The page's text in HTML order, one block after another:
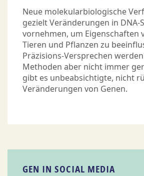
Neue molekularbiologische
gezielt Veränderungen in DNA-
vornehmen, um Eigenschaften
Tieren und Pflanzen zu
Präzisions-Versprechen
Methoden aber nicht immer
gibt es unbeabsichtigte, nicht
Veränderungen von Genen.
GEN IN SOCIAL MEDIA